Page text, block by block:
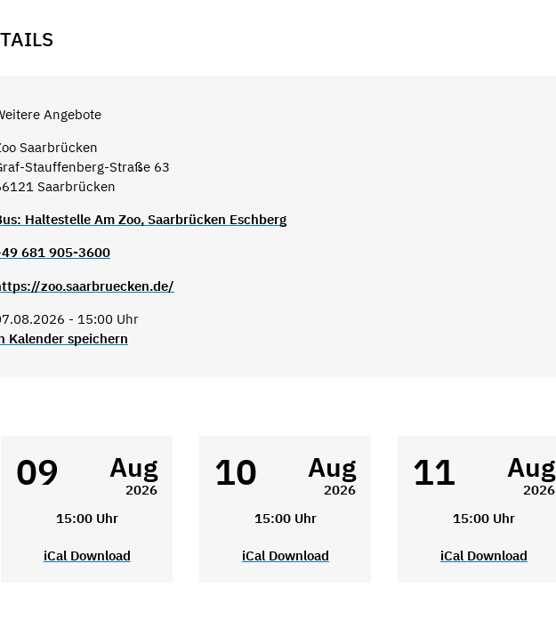
Angebote
Saarbrücken
Stauffenberg-Straße 63
Saarbrücken
Haltestelle Am Zoo, Saarbrücken Eschberg
681 905-3600
zoo.saarbruecken.de/
- 15:00 Uhr
Kalender speichern
09 Aug
2026
15:00 Uhr
iCal Download
10 Aug
2026
15:00 Uhr
iCal Download
11 Aug
2026
15:00 Uhr
iCal Download